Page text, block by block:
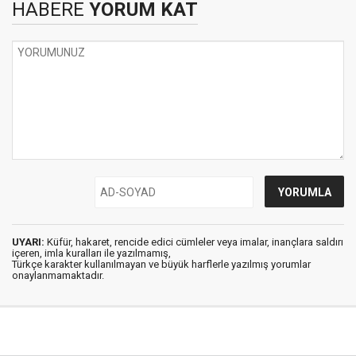
HABERE YORUM KAT
UYARI: Küfür, hakaret, rencide edici cümleler veya imalar, inançlara saldırı
içeren, imla kuralları ile yazılmamış,
Türkçe karakter kullanılmayan ve büyük harflerle yazılmış yorumlar
onaylanmamaktadır.